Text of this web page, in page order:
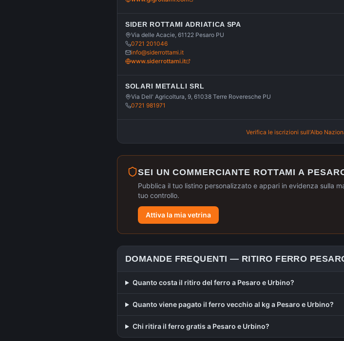
SIDER ROTTAMI ADRIATICA SPA
Via delle Acacie, 61122 Pesaro PU
0721 201046
info@siderrottami.it
www.siderrottami.it
SOLARI METALLI SRL
Via Dell' Agricoltura, 9, 61038 Terre Roveresche PU
0721 981971
Verifica le iscrizioni sull'Albo
SEI UN COMMERCIANTE ROTTAMI A
Pubblica il tuo listino personalizzato e appari in evidenza sulla
tuo controllo.
Attiva la mia vetrina
DOMANDE FREQUENTI — RITIRO FERRO
Quanto costa il ritiro del ferro a Pesaro e Urbino?
Quanto viene pagato il ferro vecchio al kg a Pesaro e Urbino?
Chi ritira il ferro gratis a Pesaro e Urbino?